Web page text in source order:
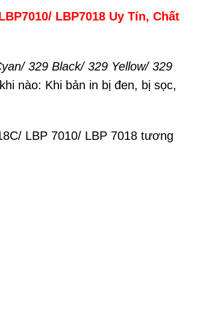
LBP7018 Uy Tín, Chất
329 Black/ 329 Yellow/ 329
nào: Khi bản in bị đen, bị sọc,
LBP 7010/ LBP 7018 tương